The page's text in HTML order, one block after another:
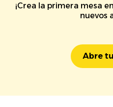
¡Crea la primera mesa
nuevos
Abre